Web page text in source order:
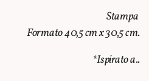
Stampa
Formato 40,5 cm x 30,5 cm.
*Ispirato a..